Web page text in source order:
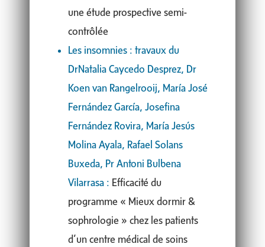
une étude prospective semi-
contrôlée
Les insomnies : travaux du
DrNatalia Caycedo Desprez, Dr
Koen van Rangelrooij, María José
Fernández García, Josefina
Fernández Rovira, María Jesús
Molina Ayala, Rafael Solans
Buxeda, Pr Antoni Bulbena
Vilarrasa : Efficacité du
programme « Mieux dormir &
sophrologie » chez les patients
d’un centre médical de soins